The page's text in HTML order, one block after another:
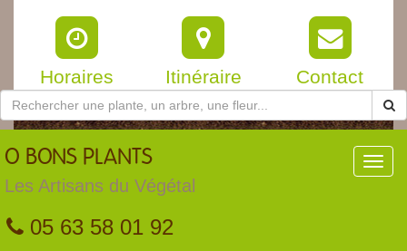
Horaires Itinéraire Contact
O BONS PLANTS
Les Artisans du Végétal
05 63 58 01 92